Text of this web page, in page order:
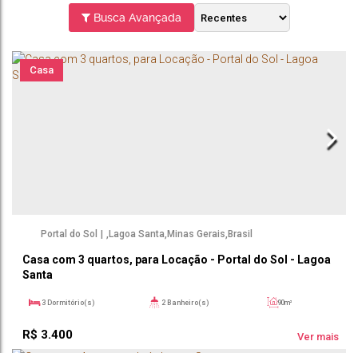
Busca Avançada
Casa
Casa com 3 quartos, para Locação - Portal do Sol - Lagoa
Santa
R$ 3.400
Portal do Sol Lagoa Santa Minas Gerais Brasil
3 Dormitório(s) 2 Banheiro(s)
90m²
Ver mais